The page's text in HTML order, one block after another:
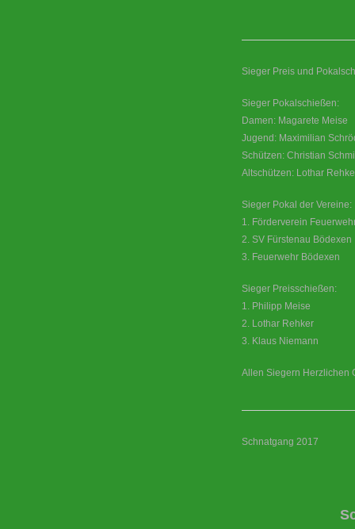
Sieger Preis und
Sieger Pokalschießen:
Damen: Magarete Meise
Jugend: Maximilian
Schützen: Christian
Altschützen: Lothar
Sieger Pokal der Vereine:
1. Förderverein
2. SV Fürstenau Bödexen
3. Feuerwehr Bödexen
Sieger Preisschießen:
1. Philipp Meise
2. Lothar Rehker
3. Klaus Niemann
Allen Siegern Herzlichen
Schnatgang 2017